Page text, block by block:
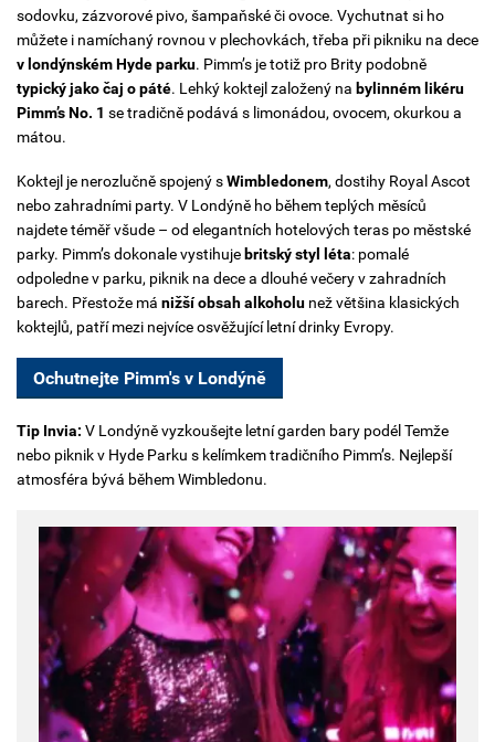
sodovku, zázvorové pivo, šampaňské či ovoce. Vychutnat si ho
můžete i namíchaný rovnou v plechovkách, třeba při pikniku na dece
v londýnském Hyde parku. Pimm’s je totiž pro Brity podobně
typický jako čaj o páté. Lehký koktejl založený na bylinném likéru
Pimm’s No. 1 se tradičně podává s limonádou, ovocem, okurkou a
mátou.
Koktejl je nerozlučně spojený sWimbledonem, dostihy Royal Ascot
nebo zahradními party. V Londýně ho během teplých měsíců
najdete téměř všude – od elegantních hotelových teras po městské
parky. Pimm’s dokonale vystihuje britský styl léta: pomalé
odpoledne v parku, piknik na dece a dlouhé večery v zahradních
barech. Přestože má nižší obsah alkoholu než většina klasických
koktejlů, patří mezi nejvíce osvěžující letní drinky Evropy.
Ochutnejte Pimm's v Londýně
Tip Invia: V Londýně vyzkoušejte letní garden bary podél Temže
nebo piknik v Hyde Parku s kelímkem tradičního Pimm’s. Nejlepší
atmosféra bývá během Wimbledonu.